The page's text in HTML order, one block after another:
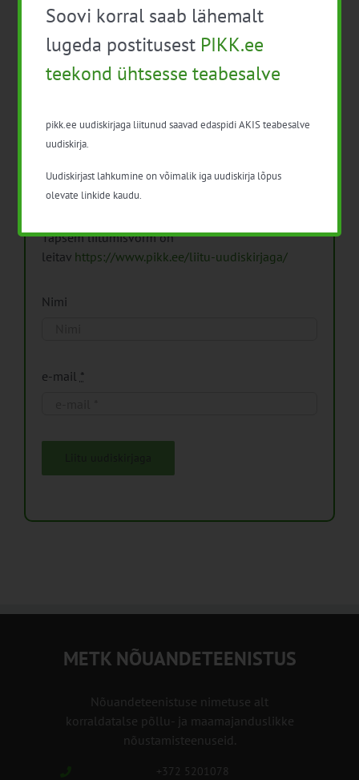
Pikk.ee uudiskirjaga liitumine.
Isikuandmeid töötleme vastavalt
Isikuandmete
Täpsem liitumisvorm on
leitav https://www.pikk.ee/liitu-uudiskirjaga/
Nimi
e-mail *
METK NÕUANDETEENISTUS
Nõuandeteenistuse nimetuse alt
korraldatalse põllu- ja maamajanduslikke
nõustamisteenuseid.
+372 5201078
Soovi korral saab lähemalt
lugeda postitusest PIKK.ee
teekond ühtsesse teabesalve
pikk.ee uudiskirjaga liitunud saavad edaspidi AKIS teabesalve
uudiskirja.
Uudiskirjast lahkumine on võimalik iga uudiskirja lõpus
olevate linkide kaudu.